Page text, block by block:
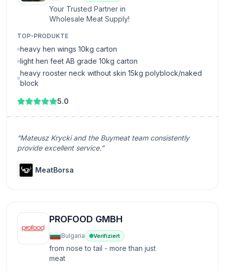
Your Trusted Partner in
Wholesale Meat Supply!
TOP-PRODUKTE
heavy hen wings 10kg carton
light hen feet AB grade 10kg carton
heavy rooster neck without skin 15kg polyblock/naked
block
5.0
“Mateusz Krycki and the Buymeat team consistently
provide excellent service.”
MeatBorsa
PROFOOD GMBH
Bulgaria Verifiziert
from nose to tail - more than just
meat